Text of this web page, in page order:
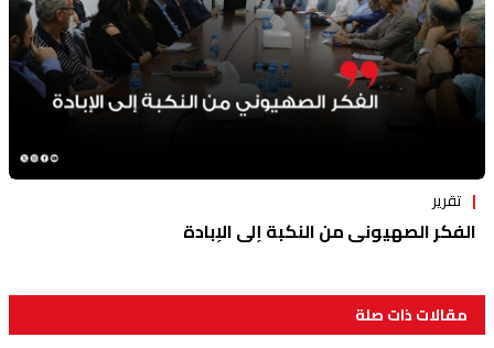
تقرير
الفكر الصهيوني من النكبة إلى الإبادة
مقالات ذات صلة